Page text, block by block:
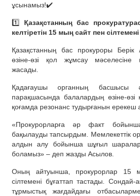
ұсынамыз!✔️
1️⃣ Қазақстанның бас
келтіретін 15 мың сайт пен
Қазақстанның бас прокуроры
өзіне-өзі қол жұмсау мәселесіне
жасады.
Қадағаушы органның басшысы
парақшасында балалардың өзіне-
қоғамда резонанс тудырғанын ерекеш
«Прокурорларға әр факт
бақылауды тапсырдым. Мемлекеттік
алдын алу бойынша шұғыл шаралар
боламыз» – деп жазды Асылов.
Оның айтуынша, прокурорлар 15
сілтемені бұғаттап тастады. Сондай-
тұрмыстық жағдайдағы